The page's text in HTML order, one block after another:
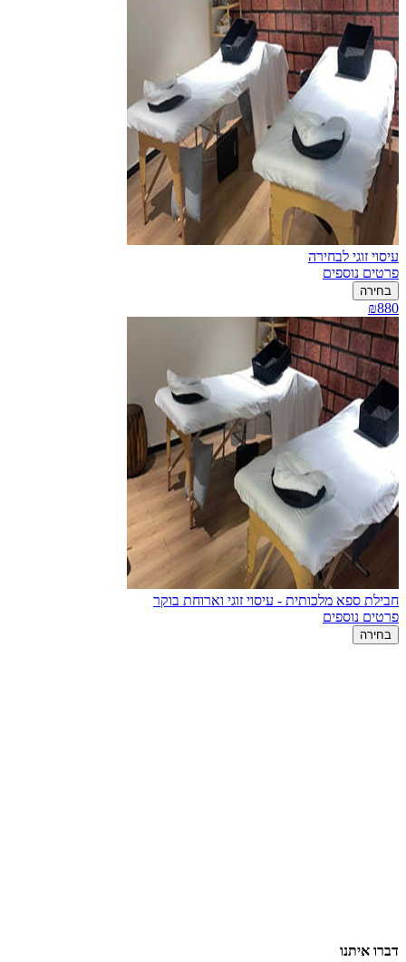
עיסוי זוגי לבחירה
פרטים נוספים
בחירה
₪880
חבילת ספא מלכותית - עיסוי זוגי וארוחת בוקר
פרטים נוספים
בחירה
דברו איתנו